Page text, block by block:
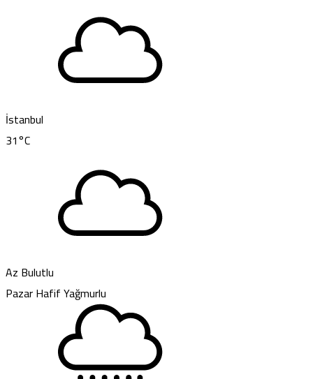
İstanbul
31°C
Az Bulutlu
PazarHafif Yağmurlu